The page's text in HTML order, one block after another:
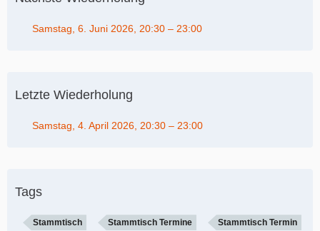
Samstag, 6. Juni 2026, 20:30 – 23:00
Letzte Wiederholung
Samstag, 4. April 2026, 20:30 – 23:00
Tags
Stammtisch Stammtisch Termine Stammtisch Termin